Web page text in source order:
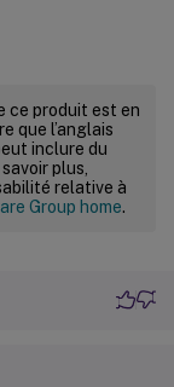
ce produit est en
que l’anglais
inclure du
plus,
relative à
Group home.